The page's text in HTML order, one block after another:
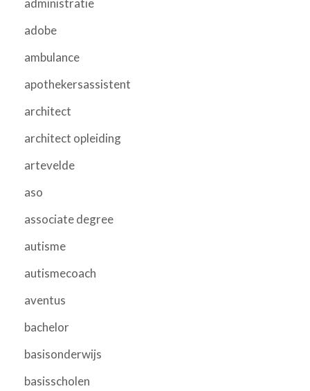
adobe
ambulance
apothekersassistent
architect
architect opleiding
artevelde
aso
associate degree
autisme
autismecoach
aventus
bachelor
basisonderwijs
basisscholen